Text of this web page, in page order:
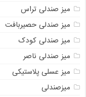
میز صندلی تراس
میز صندلی حصیربافت
میز صندلی کودک
میز صندلی ناصر
میز عسلی پلاستیکی
میزصندلی